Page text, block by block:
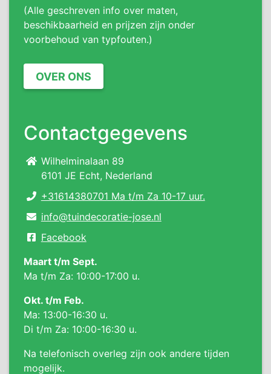
(Alle geschreven info over maten,
beschikbaarheid en prijzen zijn onder
voorbehoud van typfouten.)
OVER ONS
Contactgegevens
Wilhelminalaan 89
6101 JE Echt, Nederland
+31614380701 Ma t/m Za 10-17 uur.
info@tuindecoratie-jose.nl
Facebook
Maart t/m Sept.
Ma t/m Za: 10:00-17:00 u.
Okt. t/m Feb.
Ma: 13:00-16:30 u.
Di t/m Za: 10:00-16:30 u.
Na telefonisch overleg zijn ook andere tijden
mogelijk.